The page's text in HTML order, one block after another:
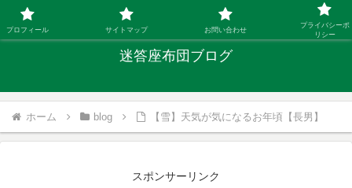
「ひとり親」40代シングルファザーの子育て迷答
迷答座布団ブログ
ホーム blog 【雪】天気が気になるお年頃【長男】
スポンサーリンク
プロフィール サイトマップ お問い合わせ
プライバシーポ
リシー